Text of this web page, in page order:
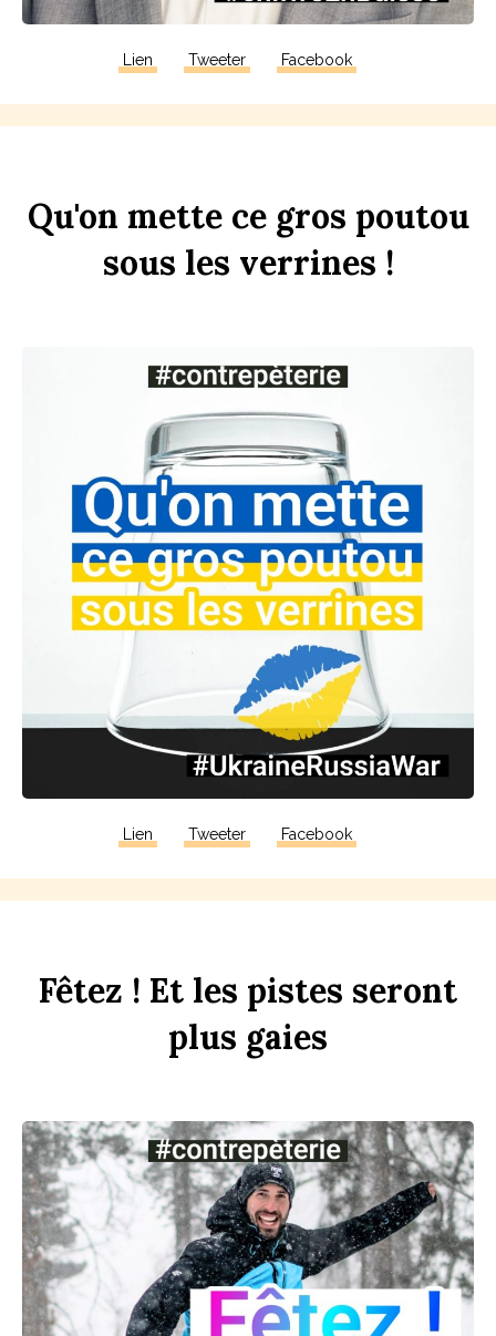
Lien Tweeter Facebook
Qu'on mette ce gros poutou
sous les verrines !
Lien Tweeter Facebook
Fêtez ! Et les pistes seront
plus gaies